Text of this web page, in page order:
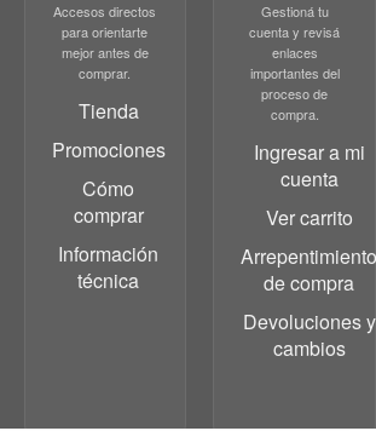
Accesos directos
para orientarte
mejor antes de
comprar.
Tienda
Promociones
Cómo
comprar
Información
técnica
Gestioná tu
cuenta y revisá
enlaces
importantes del
proceso de
compra.
Ingresar a mi
cuenta
Ver carrito
de compra
Devoluciones y
cambios